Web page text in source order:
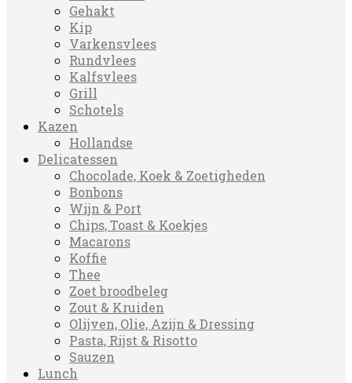
Gehakt
Kip
Varkensvlees
Rundvlees
Kalfsvlees
Grill
Schotels
Kazen
Hollandse
Delicatessen
Chocolade, Koek & Zoetigheden
Bonbons
Wijn & Port
Chips, Toast & Koekjes
Macarons
Koffie
Thee
Zoet broodbeleg
Zout & Kruiden
Olijven, Olie, Azijn & Dressing
Pasta, Rijst & Risotto
Sauzen
Lunch